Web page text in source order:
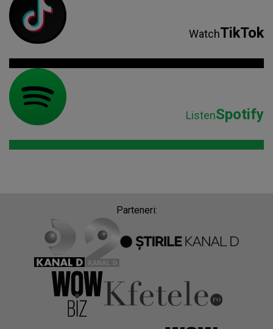
WatchTikTok
ListenSpotify
Parteneri: